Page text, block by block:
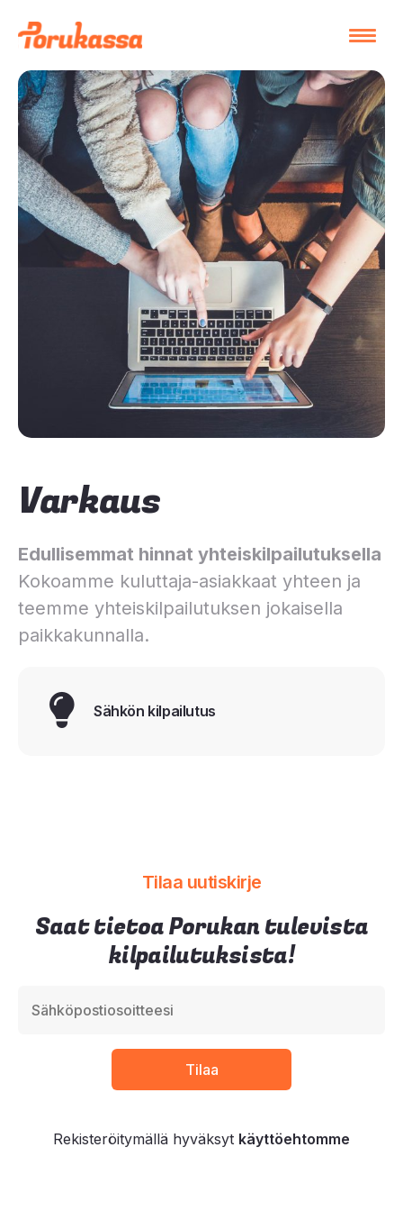
Varkaus
Edullisemmat hinnat yhteiskilpailutuksella
Kokoamme kuluttaja-asiakkaat yhteen ja
teemme yhteiskilpailutuksen jokaisella
paikkakunnalla.
Sähkön kilpailutus
Tilaa uutiskirje
Saat tietoa Porukan tulevista
kilpailutuksista!
Rekisteröitymällä hyväksyt käyttöehtomme